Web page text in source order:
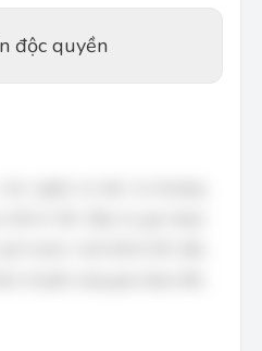
độc quyền